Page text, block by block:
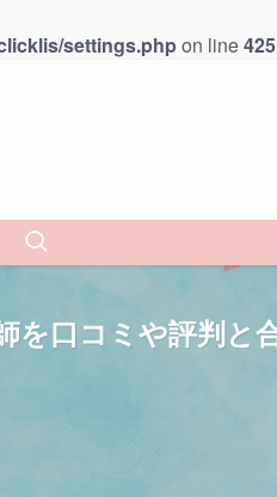
settings.phpon line425
を口コミや評判と